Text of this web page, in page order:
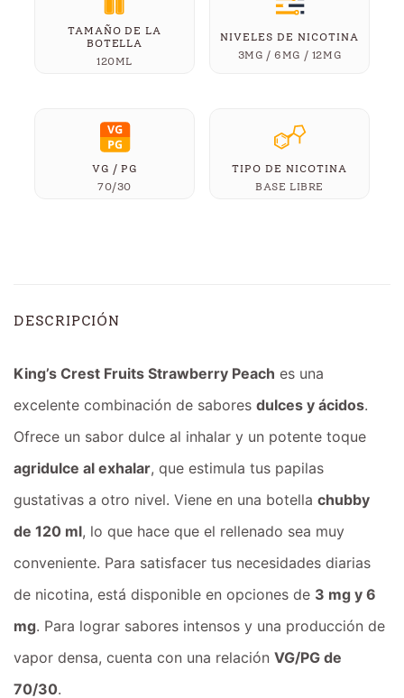
TAMAÑO DE LA
BOTELLA
120ML
NIVELES DE NICOTINA
3MG / 6MG / 12MG
VG / PG
70/30
TIPO DE NICOTINA
BASE LIBRE
DESCRIPCIÓN
King’s Crest Fruits Strawberry Peach es una
excelente combinación de sabores dulces y ácidos.
Ofrece un sabor dulce al inhalar y un potente toque
agridulce al exhalar, que estimula tus papilas
gustativas a otro nivel. Viene en una botella chubby
de 120 ml, lo que hace que el rellenado sea muy
conveniente. Para satisfacer tus necesidades diarias
de nicotina, está disponible en opciones de 3 mg y 6
mg. Para lograr sabores intensos y una producción de
vapor densa, cuenta con una relación VG/PG de
70/30.